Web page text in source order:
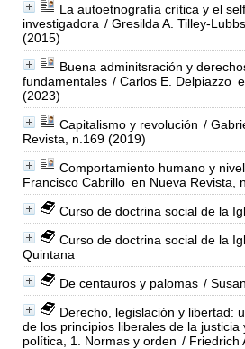
La autoetnografía crítica y el
investigadora / Gresilda A. Tilley-Lubbs
(2015)
Buena adminitsración y
fundamentales / Carlos E. Delpiazzo
(2023)
Capitalismo y revolución /
Revista, n.169 (2019)
Comportamiento humano y
Francisco Cabrillo en Nueva Revista,
Curso de doctrina social de la
Curso de doctrina social de la
Quintana
De centauros y palomas /
Derecho, legislación y libertad:
de los principios liberales de la justicia
política, 1. Normas y orden / Friedrich